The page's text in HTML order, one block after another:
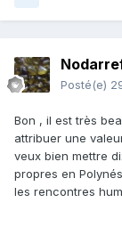
Posté(e)
Bon , il est très
attribuer une
veux bien mettre
propres en
les rencontres